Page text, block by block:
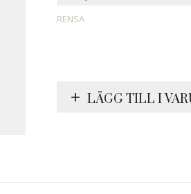
RENSA
LÄGG TILL I